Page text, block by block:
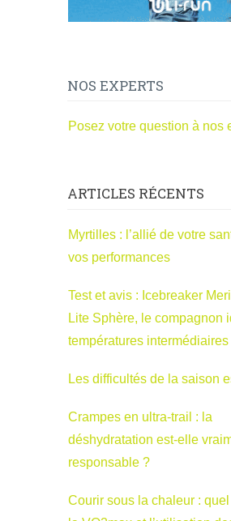
NOS EXPERTS
Posez votre question à nos
ARTICLES RÉCENTS
Myrtilles : l’allié de votre
vos performances
Test et avis : Icebreaker
Lite Sphère, le compagnon
températures intermédiaires
Les difficultés de la saison
Crampes en ultra-trail : la
déshydratation est-elle
responsable ?
Courir sous la chaleur :